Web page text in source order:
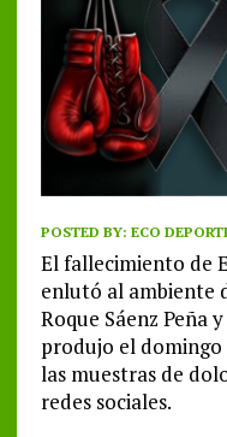
POSTED BY: ECO
El fallecimiento de
enlutó al ambiente
Roque Sáenz Peña
produjo el domingo
las muestras de
redes sociales.